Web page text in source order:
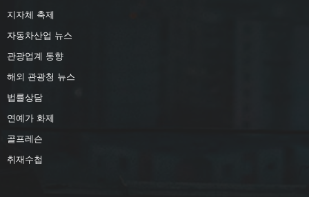
지자체 축제
자동차산업 뉴스
관광업계 동향
해외 관광청 뉴스
법률상담
연예가 화제
골프레슨
취재수첩